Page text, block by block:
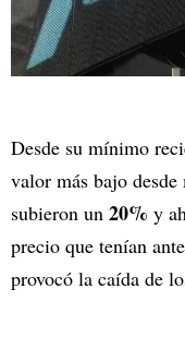
Desde su mínimo
valor más bajo
subieron un 20% y
precio que tenían
provocó la caída de